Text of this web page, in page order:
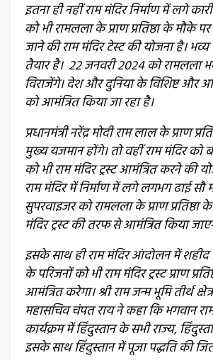
इतना ही नहीं राम मंदिर निर्माण में लगे
को भी रामलला के प्राण प्रतिष्ठा के मौके
जाने की राम मंदिर टेस्ट की योजना है।
तैयार है। 22 जनवरी 2024 को रामलला
विराजेंगे। देश और दुनिया के विशिष्ट और
को आमंत्रित किया जा रहा है।
प्रधानमंत्री नरेंद्र मोदी राम लाल के प्राण
मुख्य यजमान होंगे। तो वहीं राम मंदिर को
को भी राम मंदिर ट्रस्ट आमंत्रित करने की
राम मंदिर में निर्माण में लगे लगभग ढाई
सुपरवाइजर को रामलला के प्राण प्रतिष्ठा
मंदिर ट्रस्ट की तरफ से आमंत्रित किया
इसके साथ ही राम मंदिर आंदोलन में शहीद
के परिजनों को भी राम मंदिर ट्रस्ट प्राण
आमंत्रित करेगा। श्री राम जन्म भूमि तीर्थ
महासचिव चंपत राय ने कहा कि भगवान राम
कार्यक्रम में हिंदुस्तान के सभी राज्य,
इसके साथ हिंदुस्तान में पूजा पद्धति की